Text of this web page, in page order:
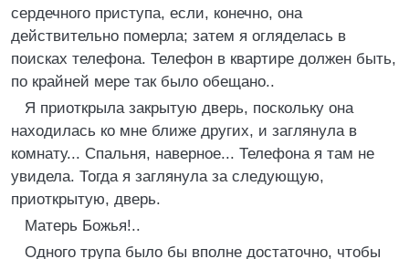
сердечного приступа, если, конечно, она
действительно померла; затем я огляделась в
поисках телефона. Телефон в квартире должен быть,
по крайней мере так было обещано..
Я приоткрыла закрытую дверь, поскольку она
находилась ко мне ближе других, и заглянула в
комнату... Спальня, наверное... Телефона я там не
увидела. Тогда я заглянула за следующую,
приоткрытую, дверь.
Матерь Божья!..
Одного трупа было бы вполне достаточно, чтобы